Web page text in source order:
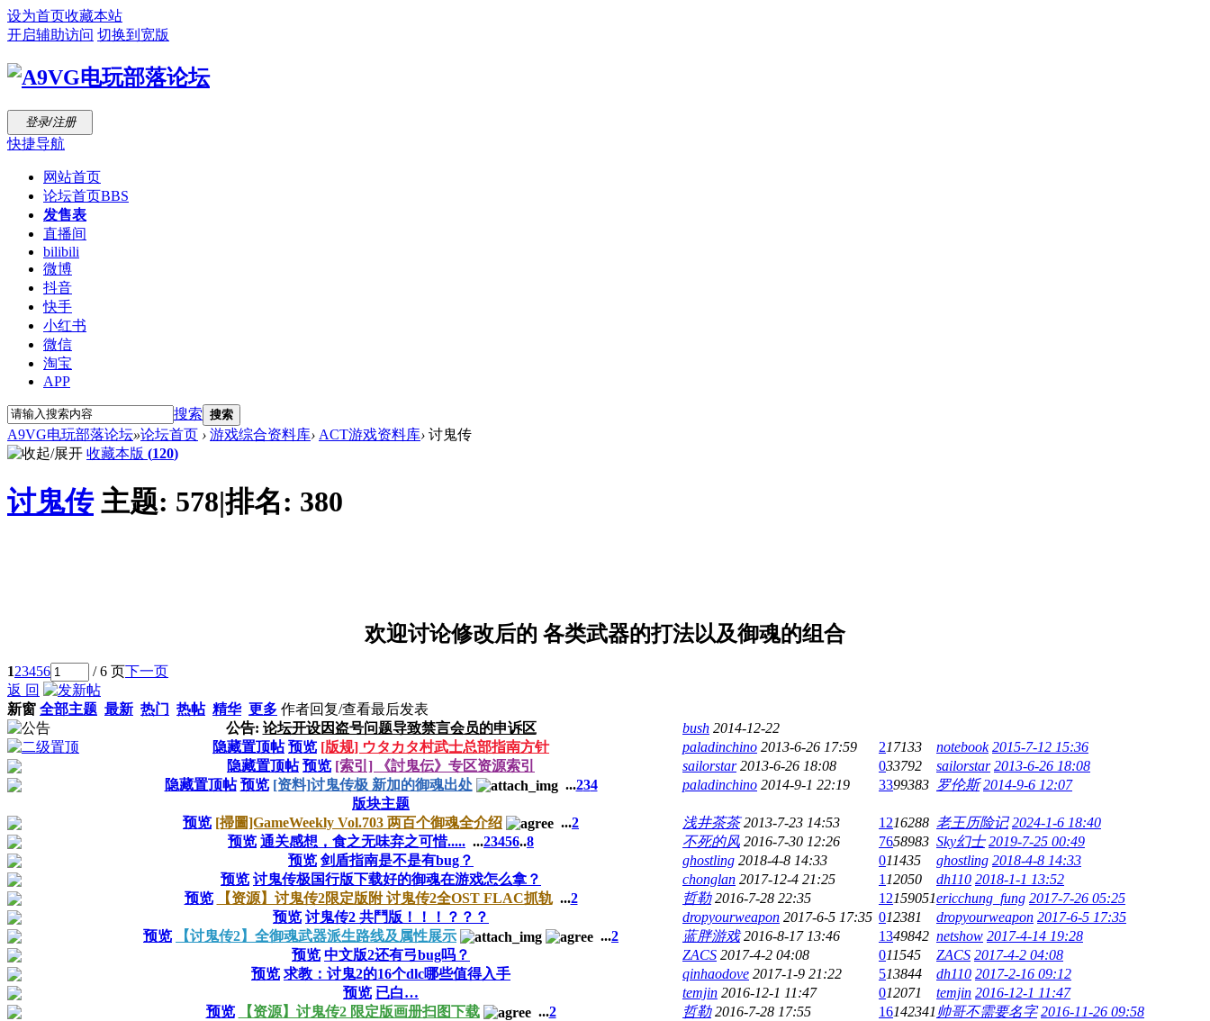
设为首页收藏本站
开启辅助访问 切换到宽版
登录/注册
快捷导航
网站首页
论坛首页BBS
发售表
直播间
bilibili
微博
抖音
快手
小红书
微信
淘宝
APP
搜索 搜索
A9VG电玩部落论坛»论坛首页 › 游戏综合资料库› ACT游戏资料库› 讨鬼传
收藏本版 (120)
讨鬼传 主题: 578|排名: 380
欢迎讨论修改后的 各类武器的打法以及御魂的组合
123456 / 6 页下一页
返 回
新窗 全部主题 最新 热门 热帖 精华 更多 作者回复/查看最后发表
公告: 论坛开设因盗号问题导致禁言会员的申诉区 bush 2014-12-22
隐藏置顶帖 预览 [版规] ウタカタ村武士总部指南方针 paladinchino 2013-6-26 17:59 217133 notebook 2015-7-12 15:36
隐藏置顶帖 预览 [索引] 《討鬼伝》专区资源索引 sailorstar 2013-6-26 18:08 033792 sailorstar 2013-6-26 18:08
隐藏置顶帖 预览 [资料]讨鬼传极 新加的御魂出处 ...234 paladinchino 2014-9-1 22:19 3399383 罗伦斯 2014-9-6 12:07
版块主题
预览 [掃圖]GameWeekly Vol.703 两百个御魂全介绍 ...2 浅井茶茶 2013-7-23 14:53 1216288 老王历险记 2024-1-6 18:40
预览 通关感想，食之无味弃之可惜..... ...23456..8 不死的风 2016-7-30 12:26 7658983 Sky幻士 2019-7-25 00:49
预览 剑盾指南是不是有bug？ ghostling 2018-4-8 14:33 011435 ghostling 2018-4-8 14:33
预览 讨鬼传极国行版下载好的御魂在游戏怎么拿？ chonglan 2017-12-4 21:25 1 12050 dh110 2018-1-1 13:52
预览
【资源】讨鬼传2限定版附 讨鬼传2全OST FLAC抓轨 ...2 哲勒 2016-7-28 22:35 12159051ericchung_fung 2017-7-26 05:25
预览 讨鬼传2 共鬥版！！！？？？ dropyourweapon 2017-6-5 17:35 012381 dropyourweapon 2017-6-5 17:35
预览
【讨鬼传2】全御魂武器派生路线及属性展示 ...2 蓝胖游戏 2016-8-17 13:46 1349842 netshow 2017-4-14 19:28
预览 中文版2还有弓bug吗？ ZACS 2017-4-2 04:08 011545 ZACS 2017-4-2 04:08
预览 求教：讨鬼2的16个dlc哪些值得入手 qinhaodove 2017-1-9 21:22 513844 dh110 2017-2-16 09:12
预览 已白… temjin 2016-12-1 11:47 012071 temjin 2016-12-1 11:47
预览
【资源】讨鬼传2 限定版画册扫图下载 ...2 哲勒 2016-7-28 17:55 16142341 帅哥不需要名字 2016-11-26 09:58